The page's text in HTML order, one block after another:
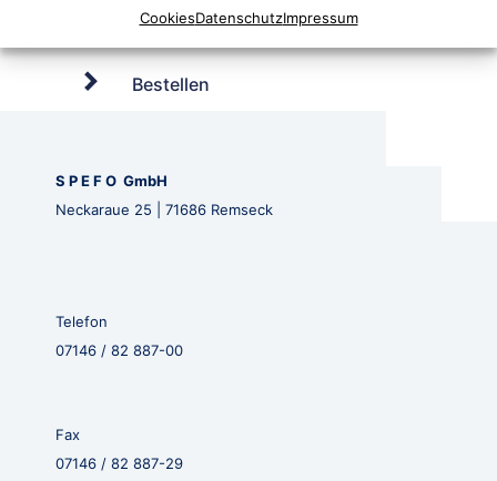
CookiesDatenschutzImpressum
Bestellen
S P E F O GmbH
Neckaraue 25 | 71686 Remseck
Telefon
07146 / 82 887-00
Fax
07146 / 82 887-29